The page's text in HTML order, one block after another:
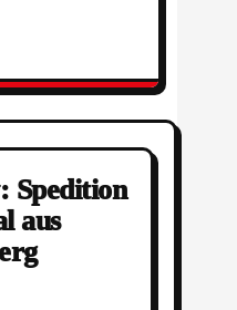
Spedition
aus